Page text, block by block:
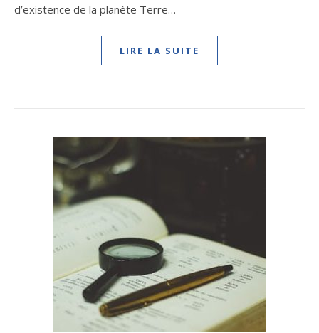
d’existence de la planète Terre…
LIRE LA SUITE